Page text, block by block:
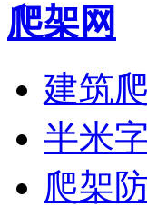
爬架网
建筑
半米
爬架